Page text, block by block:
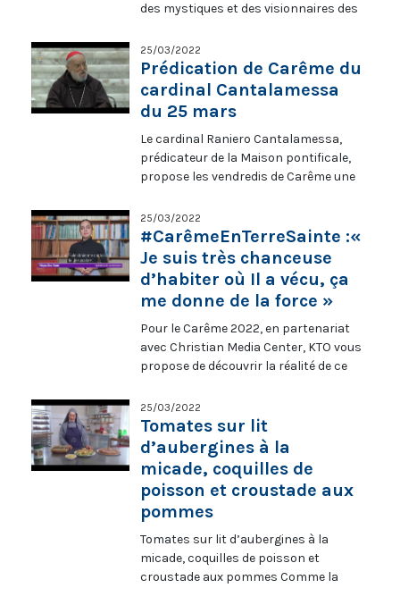
des mystiques et des visionnaires des
Catherine Emmerich, de Thérèse de
Lisieux et d’Elisabeth de la Trinité.
Pourquoi cette émergence de
mystiques et de visionnaires ? Sont-
elles dans la continuité de celles des
siècles précédents et que disent-elles
à l’Église dans ces siècles marqués
par le rationalisme et le progrès ?
25/03/2022
Prédication de Carême du
cardinal Cantalamessa
du 25 mars
Le cardinal Raniero Cantalamessa,
prédicateur de la Maison pontificale,
propose les vendredis de Carême une
mangez : ceci est mon corps » (Mt
26,26). Sa prédication est à suivre
depuis la salle Paul VI à Rome les
vendredis 11, 18 et 25 mars, et le 1er et 8
avril, à 9h00, en direct sur KTO.
25/03/2022
#CarêmeEnTerreSainte :«
Je suis très chanceuse
d’habiter où Il a vécu, ça
me donne de la force »
Pour le Carême 2022, en partenariat
avec Christian Media Center, KTO vous
propose de découvrir la réalité de ce
Abu Hani, opératrice de numérisation,
partage son #CarêmeEnTerreSainte
#Carême2022
25/03/2022
Tomates sur lit
d’aubergines à la
micade, coquilles de
poisson et croustade aux
pommes
Tomates sur lit d’aubergines à la
micade, coquilles de poisson et
croustade aux pommes Comme la